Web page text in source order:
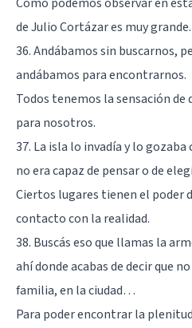
de Julio Cortázar es muy grande.
36. Andábamos sin buscarnos,
andábamos para encontrarnos.
Todos tenemos la sensación de
para nosotros.
37. La isla lo invadía y lo
no era capaz de pensar o de
Ciertos lugares tienen el poder
contacto con la realidad.
38. Buscás eso que llamas la
ahí donde acabas de decir que
familia, en la ciudad…
Para poder encontrar la